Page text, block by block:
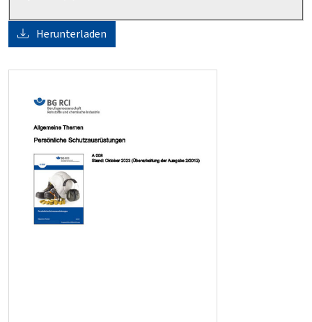
Herunterladen